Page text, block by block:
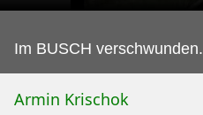
Im BUSCH verschwunden.
Armin Krischok